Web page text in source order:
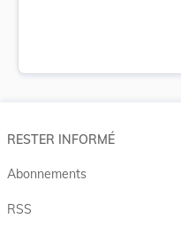
RESTER INFORMÉ
Abonnements
RSS